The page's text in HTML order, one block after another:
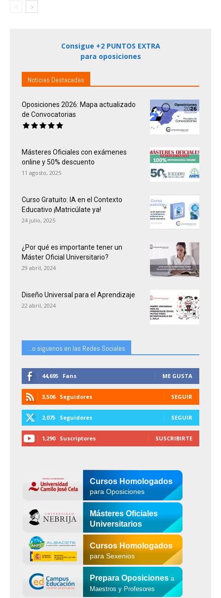
Consigue +2 PUNTOS EXTRA
para oposiciones
Noticias Destacadas
Oposiciones 2026: Mapa actualizado
de Convocatorias
Másteres Oficiales con exámenes
online y 50% descuento
11 agosto, 2025
Curso Gratuito: IA en el Contexto
Educativo ¡Matricúlate ya!
24 julio, 2025
¿Por qué es importante tener un
Máster Oficial Universitario?
29 abril, 2024
Diseño Universal para el Aprendizaje
22 abril, 2024
...o siguenos en las Redes Sociales
44,695 Fans ME GUSTA
3,506 Seguidores SEGUIR
2,075 Seguidores SEGUIR
1,290 Suscriptores SUSCRIBIRTE
Cursos Homologados
para Oposiciones
Másteres Oficiales
Universitarios
Cursos Homologados
para Sexenios
Prepara Oposiciones a
Maestros y Profesores